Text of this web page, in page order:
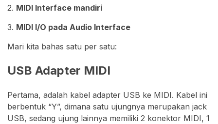
2. MIDI Interface mandiri
3. MIDI I/O pada Audio Interface
Mari kita bahas satu per satu:
USB Adapter MIDI
Pertama, adalah kabel adapter USB ke MIDI. Kabel ini
berbentuk “Y”, dimana satu ujungnya merupakan jack
USB, sedang ujung lainnya memiliki 2 konektor MIDI, 1